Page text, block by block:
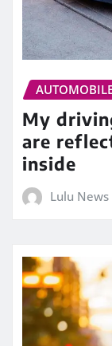
My
are
inside
Lulu News